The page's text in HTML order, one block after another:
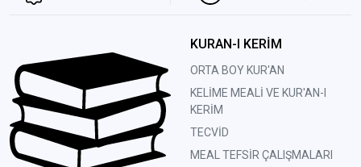
KURAN-I KERİM
ORTA BOY KUR'AN
KELİME MEALİ VE KUR'AN-I
KERİM
TECVİD
MEAL TEFSİR ÇALIŞMALARI